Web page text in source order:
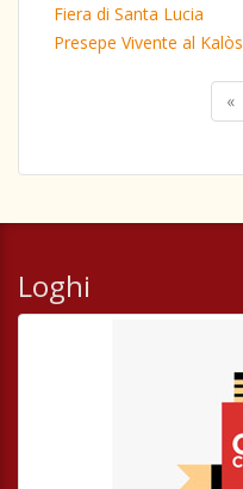
Fiera di Santa Lucia
Presepe Vivente al Kalòs
«
Loghi